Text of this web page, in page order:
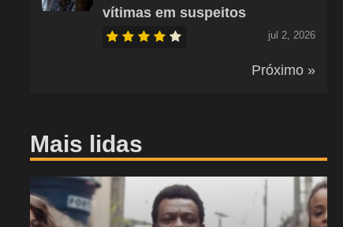
vítimas em suspeitos
jul 2, 2026
Próximo »
Mais lidas